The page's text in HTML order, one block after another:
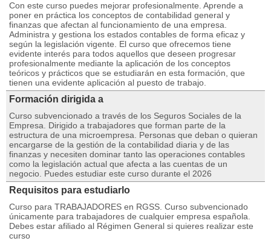
Con este curso puedes mejorar profesionalmente. Aprende a
poner en práctica los conceptos de contabilidad general y
finanzas que afectan al funcionamiento de una empresa.
Administra y gestiona los estados contables de forma eficaz y
según la legislación vigente. El curso que ofrecemos tiene
evidente interés para todos aquellos que deseen progresar
profesionalmente mediante la aplicación de los conceptos
teóricos y prácticos que se estudiarán en esta formación, que
tienen una evidente aplicación al puesto de trabajo.
Formación dirigida a
Curso subvencionado a través de los Seguros Sociales de la
Empresa. Dirigido a trabajadores que forman parte de la
estructura de una microempresa. Personas que deban o quieran
encargarse de la gestión de la contabilidad diaria y de las
finanzas y necesiten dominar tanto las operaciones contables
como la legislación actual que afecta a las cuentas de un
negocio. Puedes estudiar este curso durante el 2026
Requisitos para estudiarlo
Curso para TRABAJADORES en RGSS. Curso subvencionado
únicamente para trabajadores de cualquier empresa española.
Debes estar afiliado al Régimen General si quieres realizar este
curso